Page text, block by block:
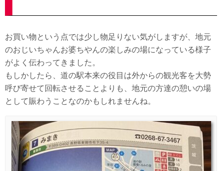
お買い物という点では少し物足りない気がしますが、地元
のおじいちゃんお婆ちやんの楽しみの場になっている様子
がよく伝わってきました。
もしかしたら、道の駅本来の役目は外からの観光客を大勢
呼び寄せて回転させることよりも、地元の方達の憩いの場
として賑わうことなのかもしれませんね。